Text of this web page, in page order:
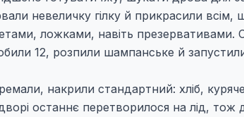
невеличку гілку й прикрасили всім,
ложками, навіть презервативами.
12, розпили шампанське й
накрили стандартний: хліб,
останнє перетворилося на лід, тож